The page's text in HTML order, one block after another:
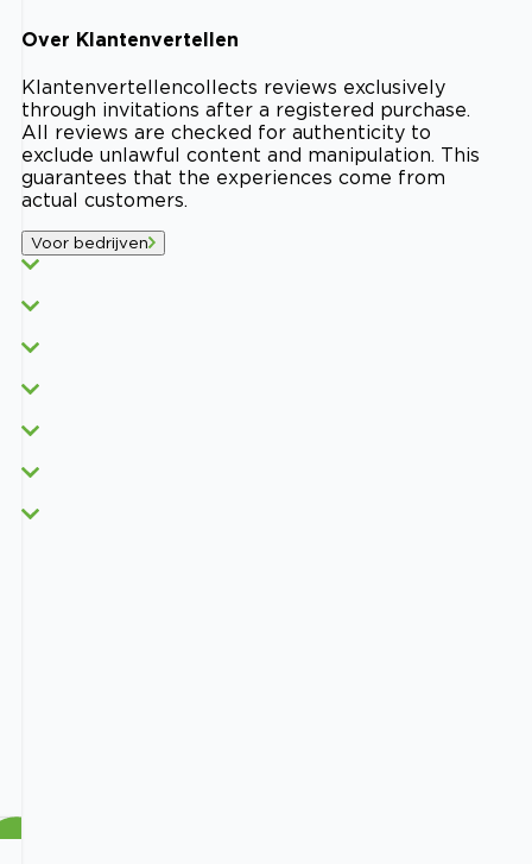
Over Klantenvertellen
Klantenvertellencollects reviews exclusively
through invitations after a registered purchase.
All reviews are checked for authenticity to
exclude unlawful content and manipulation. This
guarantees that the experiences come from
actual customers.
Voor bedrijven